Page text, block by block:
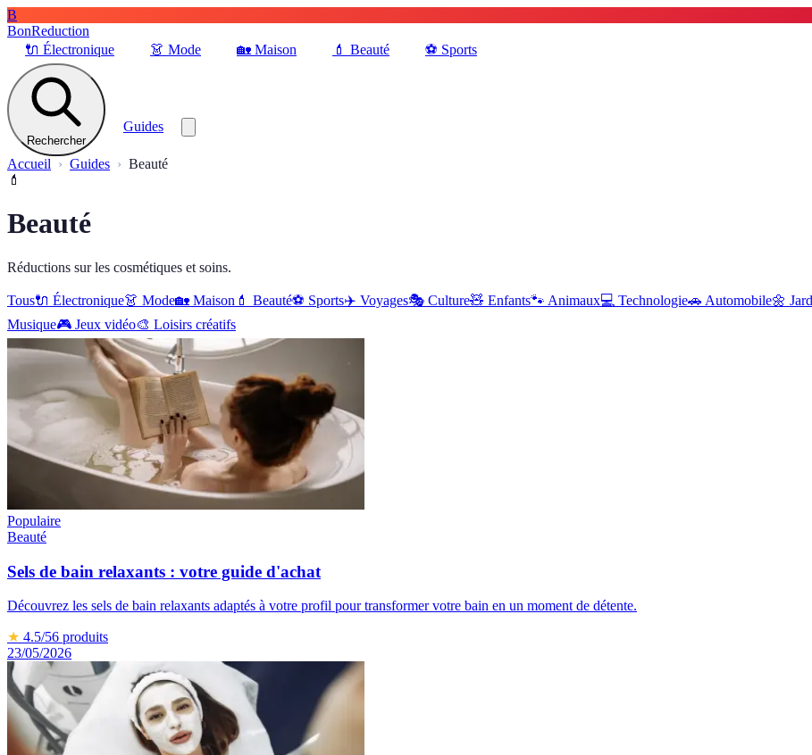
B
BonReduction
🔌 Électronique 👗 Mode 🏡 Maison 💄 Beauté ⚽️ Sports
Rechercher
Guides
Accueil Guides
Beauté
💄
Beauté
Réductions sur les cosmétiques et soins.
Tous🔌 Électronique👗 Mode🏡 Maison 💄 Beauté⚽️ Sports✈️ Voyages🎭 Culture🧸 Enfants🐾 Animaux💻 Technologie🚗 Automobile🌼
Musique🎮 Jeux vidéo🎨 Loisirs créatifs
Populaire
Beauté
Sels de bain relaxants : votre guide d'achat
Découvrez les sels de bain relaxants adaptés à votre profil pour transformer votre bain en un moment de détente.
★ 4.5/56 produits
23/05/2026